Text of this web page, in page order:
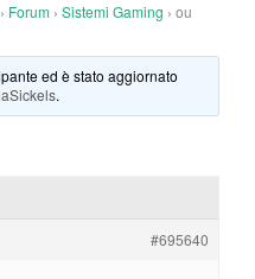
a
i
› Forum › Sistemi Gaming › ou
ed è stato aggiornato
.
#695640